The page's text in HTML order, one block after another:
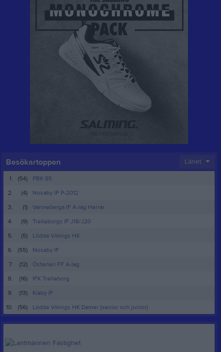
Besökartoppen Länet
1. (54)
PBK 85
2.
(4)
Nosaby IF P-2012
3.
(1)
Vanneberga IF A-lag Herrar
4.
(9)
Trelleborgs IF J18/J20
5.
(5)
Lödde Vikings HK
6.
(55)
Nosaby IF
7.
(12)
Österlen FF A-lag
8.
(16)
IFK Trelleborg
9.
(13)
Kiaby IF
10.
(56) Lödde Vikings HK Damer (senior och junior)